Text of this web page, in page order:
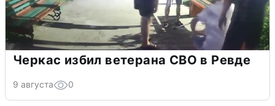
Черкас избил ветерана СВО в Ревде
9 августа 0